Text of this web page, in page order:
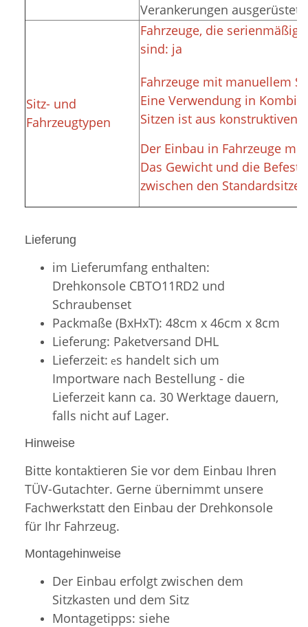
Verankerungen ausgerüstet
Sitz- und
Fahrzeugtypen
Fahrzeuge, die
sind: ja
Fahrzeuge mit manuellem
Eine Verwendung in
Sitzen ist aus konstruktiven
Der Einbau in Fahrzeuge
Das Gewicht und die
zwischen den
Lieferung
im Lieferumfang enthalten:
Drehkonsole CBTO11RD2 und
Schraubenset
Packmaße (BxHxT): 48cm x 46cm x 8cm
Lieferung: Paketversand DHL
Lieferzeit: es handelt sich um
Importware nach Bestellung - die
Lieferzeit kann ca. 30 Werktage dauern,
falls nicht auf Lager.
Hinweise
Bitte kontaktieren Sie vor dem Einbau Ihren
TÜV-Gutachter. Gerne übernimmt unsere
Fachwerkstatt den Einbau der Drehkonsole
für Ihr Fahrzeug.
Montagehinweise
Der Einbau erfolgt zwischen dem
Sitzkasten und dem Sitz
Montagetipps: siehe